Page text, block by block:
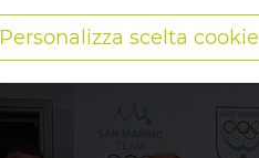
Personalizza scelta cookie